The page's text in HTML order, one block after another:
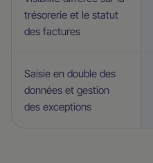
trésorerie et le statut
des factures
Saisie en double des
données et gestion
des exceptions